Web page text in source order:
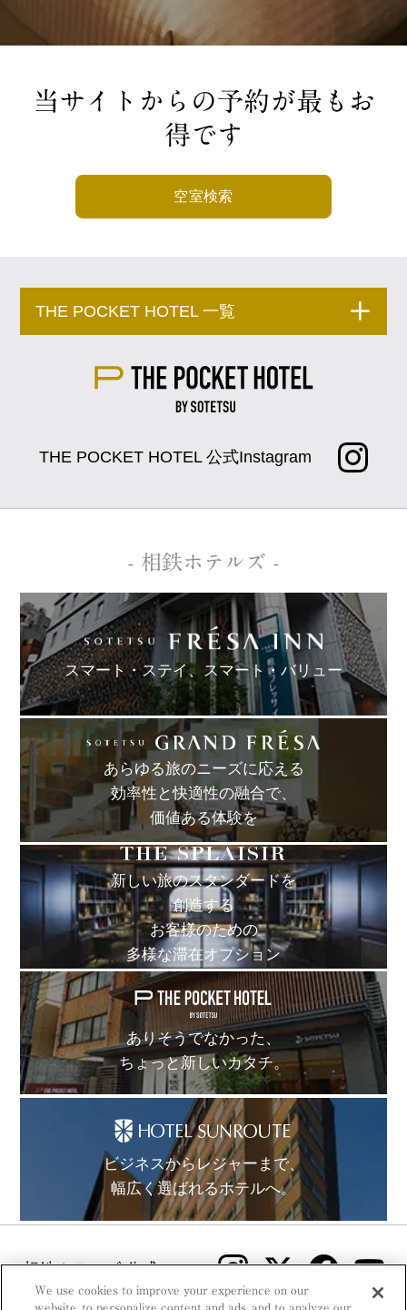
当サイトからの予約が最もお
得です
空室検索
THE POCKET HOTEL 一覧
THE POCKET HOTEL 公式Instagram
- 相鉄ホテルズ -
スマート・ステイ、 スマート・バリュー
あらゆる旅のニーズに応える
効率性と快適性の融合で、
価値ある体験を
新しい旅のスタンダードを
創造する
お客様のための
多様な滞在オプション
ありそうでなかった、
ちょっと新しいカタチ。
ビジネスからレジャーまで、
幅広く選ばれるホテルへ。
相鉄ホテルズ 公式SNS
We use cookies to improve your experience on our